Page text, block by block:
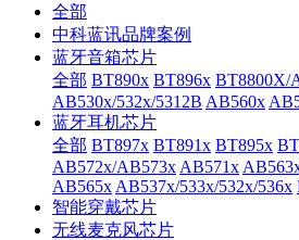
全部
中科蓝讯品牌案例
蓝牙音箱芯片
全部 BT890x BT896x BT8800X/
AB530x/532x/5312B AB560x
蓝牙耳机芯片
全部 BT897x BT891x BT895x
AB572x/AB573x AB571x
AB565x AB537x/533x/532x/536x
智能穿戴芯片
无线麦克风芯片